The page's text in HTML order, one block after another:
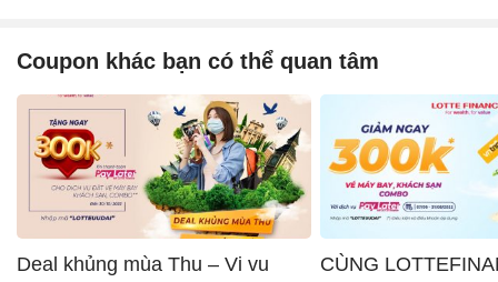
Coupon khác bạn có thể quan tâm
Deal khủng mùa Thu – Vi vu
CÙNG